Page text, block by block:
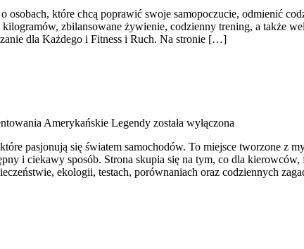
osobach, które chcą poprawić swoje samopoczucie, odmienić
zbilansowane żywienie, codzienny trening, a także
dla Każdego i Fitness i Ruch. Na stronie […]
Amerykańskie Legendy została wyłączona
pasjonują się światem samochodów. To miejsce tworzone
i ciekawy sposób. Strona skupia się na tym, co dla
ekologii, testach, porównaniach oraz codziennych